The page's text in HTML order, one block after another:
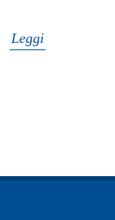
Leggi